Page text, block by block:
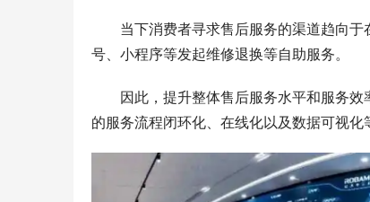
当下消费者寻求售后服务的渠道趋向
号、小程序等发起维修退换等自助服务。
因此，提升整体售后服务水平和服务
的服务流程闭环化、在线化以及数据可视化